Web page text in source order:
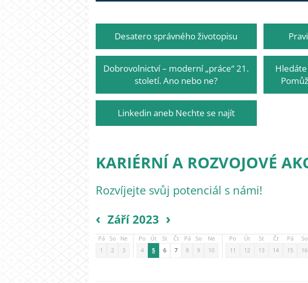
Desatero správného životopisu
Dobrovolnictví – moderní „práce“ 21.
století. Ano nebo ne?
Linkedin aneb Nechte se najít
KARIÉRNÍ A ROZVOJOVÉ
Rozvíjejte svůj potenciál s námi!
‹ Září 2023 ›
Pá So
Ne
1
2 3
Po Út St Čt Pá So
Ne
4
5 6 7 8 9 10
Po Út St Čt Pá So
11
12 13 14 15 16